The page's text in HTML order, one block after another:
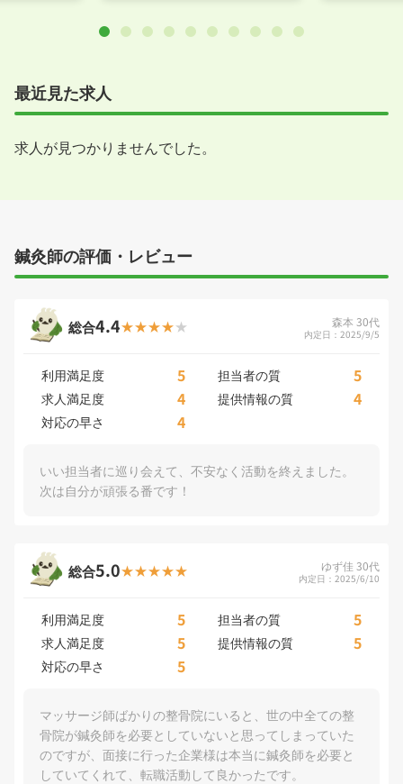
最近見た求人
求人が見つかりませんでした。
鍼灸師の評価・レビュー
総合4.4 森本 30代
内定日：2025/9/5
利用満足度 5 担当者の質 5
求人満足度 4 提供情報の質 4
対応の早さ 4
いい担当者に巡り会えて、不安なく活動を終えました。
次は自分が頑張る番です！
総合5.0 ゆず佳 30代
内定日：2025/6/10
利用満足度 5 担当者の質 5
求人満足度 5 提供情報の質 5
対応の早さ 5
マッサージ師ばかりの整骨院にいると、世の中全ての整
骨院が鍼灸師を必要としていないと思ってしまっていた
のですが、面接に行った企業様は本当に鍼灸師を必要と
していてくれて、転職活動して良かったです。